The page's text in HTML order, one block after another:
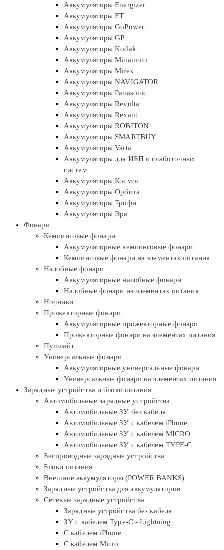
Аккумуляторы Energizer
Аккумуляторы ET
Аккумуляторы GoPower
Аккумуляторы GP
Аккумуляторы Kodak
Аккумуляторы Minamoto
Аккумуляторы Mirex
Аккумуляторы NAVIGATOR
Аккумуляторы Panasonic
Аккумуляторы Revolta
Аккумуляторы Rexant
Аккумуляторы ROBITON
Аккумуляторы SMARTBUY
Аккумуляторы Varta
Аккумуляторы для ИБП и слаботочных
систем
Аккумуляторы Космос
Аккумуляторы Орбита
Аккумуляторы Трофи
Аккумуляторы Эра
Фонари
Кемпинговые фонари
Аккумуляторные кемпинговые фонари
Кемпинговые фонари на элементах питания
Налобные фонари
Аккумуляторные налобные фонари
Налобные фонари на элементах питания
Ночники
Прожекторные фонари
Аккумуляторные прожекторные фонари
Прожекторные фонари на элементах питания
Пушлайт
Универсальные фонари
Аккумуляторные универсальные фонари
Универсальные фонари на элементах питания
Зарядные устройства и блоки питания
Автомобильные зарядные устройства
Автомобильные ЗУ без кабеля
Автомобильные ЗУ с кабелем iPhone
Автомобильные ЗУ с кабелем MICRO
Автомобильные ЗУ с кабелем TYPE-C
Беспроводные зарядные устройства
Блоки питания
Внешние аккумуляторы (POWER BANKS)
Зарядные устройства для аккумуляторов
Сетевые зарядные устройства
Зарядные устройства без кабеля
ЗУ с кабелем Type-C - Lightning
С кабелем iPhone
С кабелем Micro